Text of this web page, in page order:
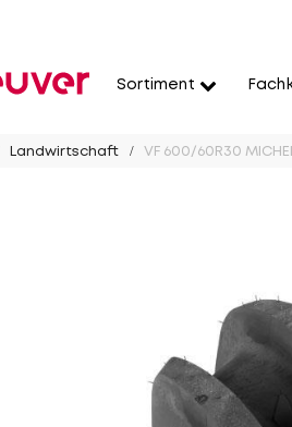
Sortiment
Landwirtschaft VF 600/60R30